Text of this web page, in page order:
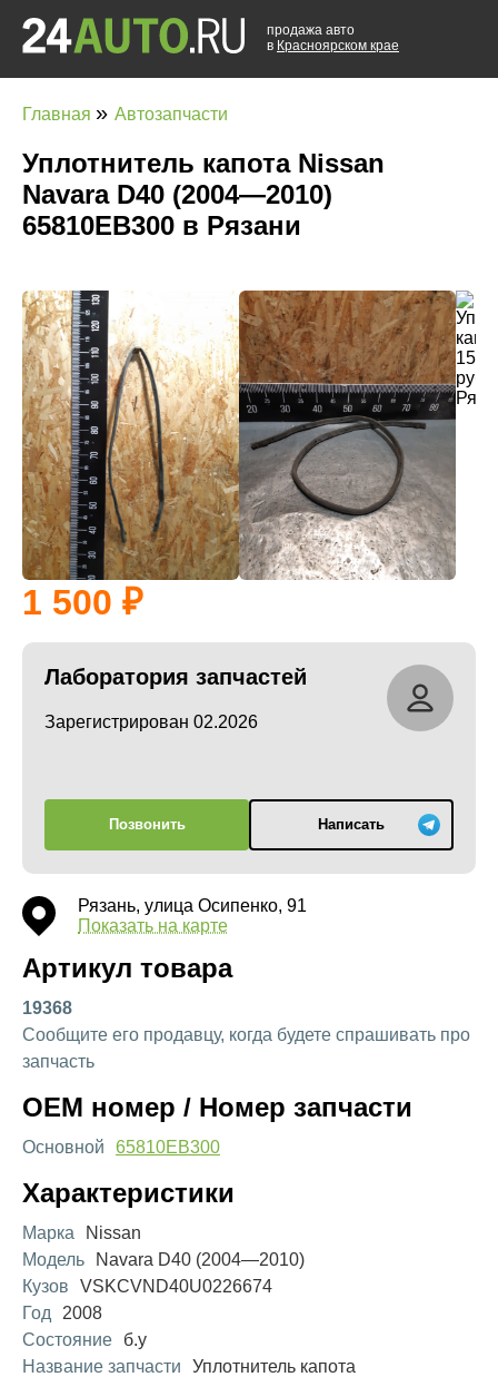
продажа авто
в Красноярском крае
Главная » Автозапчасти
Уплотнитель капота Nissan
Navara D40 (2004—2010)
65810EB300 в Рязани
1 500
Лаборатория запчастей
Зарегистрирован 02.2026
Позвонить Написать
Рязань, улица Осипенко, 91
Показать на карте
Артикул товара
19368
Сообщите его продавцу, когда будете спрашивать про
запчасть
OEM номер / Номер запчасти
Основной 65810EB300
Характеристики
Марка
Nissan
Модель
Navara D40 (2004—2010)
Кузов
VSKCVND40U0226674
Год
2008
Состояние
б.у
Название запчасти
Уплотнитель капота